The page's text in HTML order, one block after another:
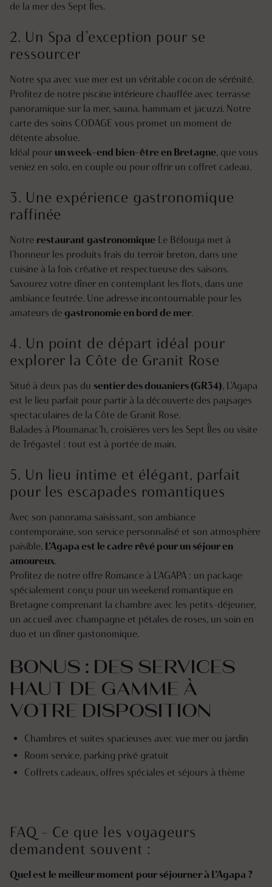
de la mer des Sept Îles.
2. ‍Un Spa d’exception pour se
ressourcer
Notre spa avec vue mer est un véritable cocon de sérénité.
Profitez de notre piscine intérieure chauffée avec terrasse
panoramique sur la mer, sauna, hammam et jacuzzi. Notre
carte des soins CODAGE vous promet un moment de
détente absolue.
Idéal pour un week-end bien-être en Bretagne, que vous
veniez en solo, en couple ou pour offrir un coffret cadeau.
3. Une expérience gastronomique
raffinée
Notre restaurant gastronomique Le Bélouga met à
l’honneur les produits frais du terroir breton, dans une
cuisine à la fois créative et respectueuse des saisons.
Savourez votre dîner en contemplant les flots, dans une
ambiance feutrée. Une adresse incontournable pour les
amateurs de gastronomie en bord de mer.
4. Un point de départ idéal pour
explorer la Côte de Granit Rose
Situé à deux pas du sentier des douaniers (GR34), L’Agapa
est le lieu parfait pour partir à la découverte des paysages
spectaculaires de la Côte de Granit Rose.
Balades à Ploumanac’h, croisières vers les Sept Îles ou visite
de Trégastel : tout est à portée de main.
5. Un lieu intime et élégant, parfait
pour les escapades romantiques
Avec son panorama saisissant, son ambiance
contemporaine, son service personnalisé et son atmosphère
paisible, L’Agapa est le cadre rêvé pour un séjour en
amoureux.
Profitez de notre offre Romance à L'AGAPA : un package
spécialement conçu pour un weekend romantique en
Bretagne comprenant la chambre avec les petits-déjeuner,
un accueil avec champagne et pétales de roses, un soin en
duo et un dîner gastonomique.
BONUS : DES SERVICES
HAUT DE GAMME À
VOTRE DISPOSITION
Chambres et suites spacieuses avec vue mer ou jardin
Room service, parking privé gratuit
Coffrets cadeaux, offres spéciales et séjours à thème
FAQ – Ce que les voyageurs
demandent souvent :
Quel est le meilleur moment pour séjourner à L’Agapa ?